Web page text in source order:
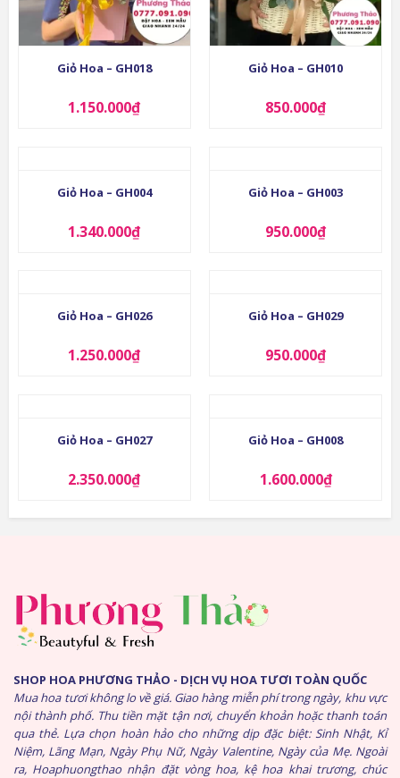
Giỏ Hoa – GH018
1.150.000₫
Giỏ Hoa – GH010
850.000₫
Giỏ Hoa – GH004
1.340.000₫
Giỏ Hoa – GH003
950.000₫
Giỏ Hoa – GH026
1.250.000₫
Giỏ Hoa – GH029
950.000₫
Giỏ Hoa – GH027
2.350.000₫
Giỏ Hoa – GH008
1.600.000₫
SHOP HOA PHƯƠNG THẢO - DỊCH VỤ HOA TƯƠI TOÀN QUỐC
Mua hoa tươi không lo về giá. Giao hàng miễn phí trong ngày, khu vực
nội thành phố. Thu tiền mặt tận nơi, chuyển khoản hoặc thanh toán
qua thẻ. Lựa chọn hoàn hảo cho những dịp đặc biệt: Sinh Nhật, Kỉ
Niệm, Lãng Mạn, Ngày Phụ Nữ, Ngày Valentine, Ngày của Mẹ. Ngoài
ra, Hoaphuongthao nhận đặt vòng hoa, kệ hoa khai trương, chúc